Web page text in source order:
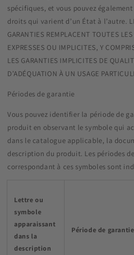
spécifiques, et vous pouvez
droits qui varient d’un État à l’autre.
GARANTIES REMPLACENT TOUTES
EXPRESSES OU IMPLICITES, Y
LES GARANTIES IMPLICITES DE
D’ADÉQUATION À UN USAGE
Périodes de garantie
Vous pouvez identifier la période de
produit en observant le symbole qui
dans le catalogue applicable, la
description du produit. Les périodes
correspondant à ces symboles sont
Lettre ou
symbole
apparaissant
dans la
description
Période de garantie